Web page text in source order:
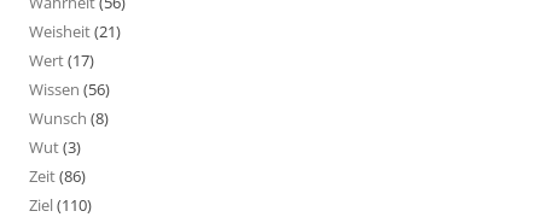
Weisheit(21)
Wert(17)
Wissen (56)
Wunsch (8)
Wut(3)
Zeit(86)
Ziel(110)